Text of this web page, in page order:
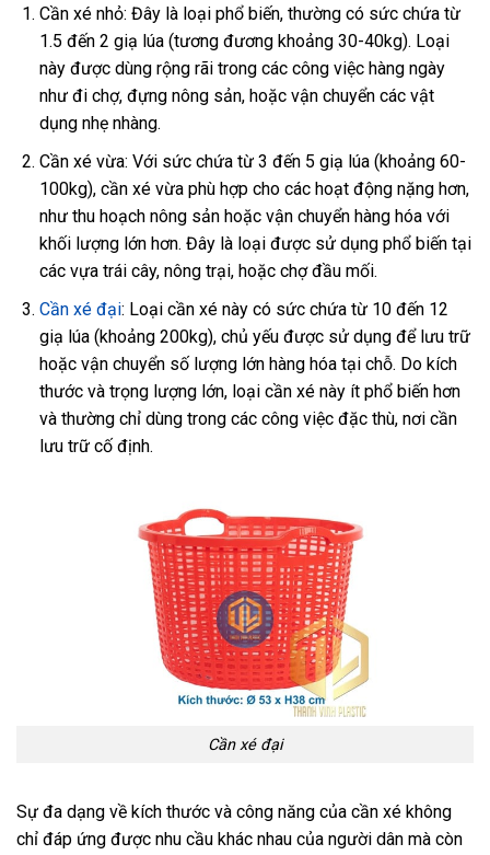
Cần xé nhỏ: Đây là loại phổ biến, thường có sức chứa từ
1.5 đến 2 giạ lúa (tương đương khoảng 30-40kg). Loại
này được dùng rộng rãi trong các công việc hàng ngày
như đi chợ, đựng nông sản, hoặc vận chuyển các vật
dụng nhẹ nhàng.
Cần xé vừa: Với sức chứa từ 3 đến 5 giạ lúa (khoảng 60-
100kg), cần xé vừa phù hợp cho các hoạt động nặng hơn,
như thu hoạch nông sản hoặc vận chuyển hàng hóa với
khối lượng lớn hơn. Đây là loại được sử dụng phổ biến tại
các vựa trái cây, nông trại, hoặc chợ đầu mối.
Cần xé đại: Loại cần xé này có sức chứa từ 10 đến 12
giạ lúa (khoảng 200kg), chủ yếu được sử dụng để lưu trữ
hoặc vận chuyển số lượng lớn hàng hóa tại chỗ. Do kích
thước và trọng lượng lớn, loại cần xé này ít phổ biến hơn
và thường chỉ dùng trong các công việc đặc thù, nơi cần
lưu trữ cố định.
Cần xé đại
Sự đa dạng về kích thước và công năng của cần xé không
chỉ đáp ứng được nhu cầu khác nhau của người dân mà còn